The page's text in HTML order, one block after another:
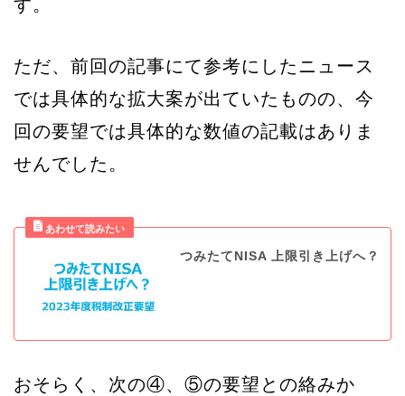
す。
ただ、前回の記事にて参考にしたニュース
では具体的な拡大案が出ていたものの、今
回の要望では具体的な数値の記載はありま
せんでした。
つみたてNISA 上限引き上げへ？
おそらく、次の④、⑤の要望との絡みか